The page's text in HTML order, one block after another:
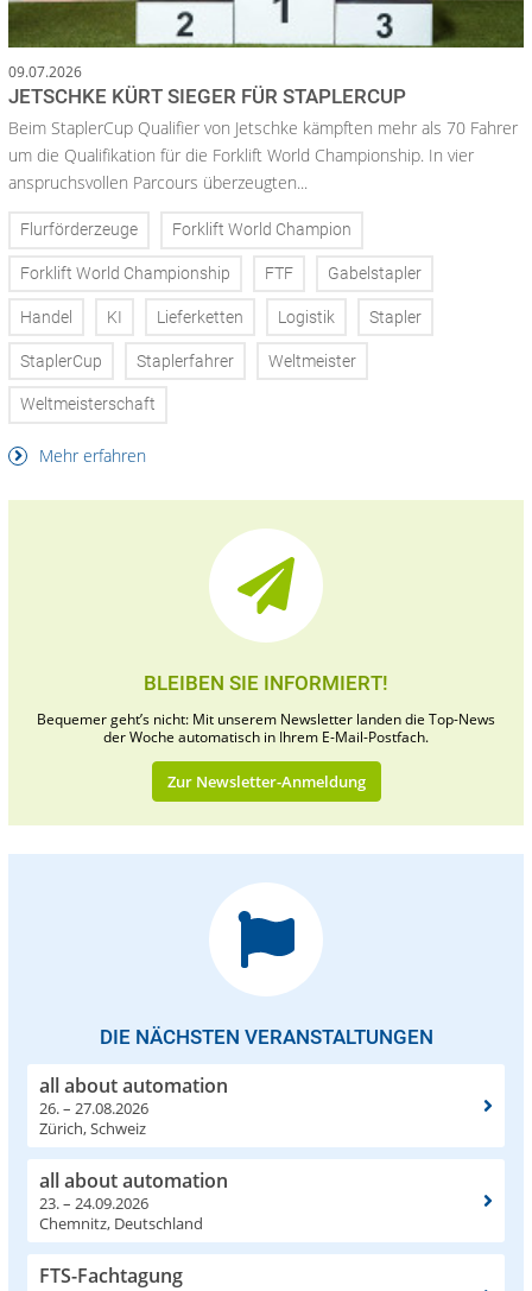
09.07.2026
JETSCHKE KÜRT SIEGER FÜR STAPLERCUP
Beim StaplerCup Qualifier von Jetschke kämpften mehr als 70 Fahrer
um die Qualifikation für die Forklift World Championship. In vier
anspruchsvollen Parcours überzeugten...
Flurförderzeuge Forklift World Champion
Forklift World Championship FTF Gabelstapler
Handel KI Lieferketten Logistik Stapler
StaplerCup Staplerfahrer Weltmeister
Weltmeisterschaft
Mehr erfahren
BLEIBEN SIE INFORMIERT!
Bequemer geht’s nicht: Mit unserem Newsletter landen die Top-News
der Woche automatisch in Ihrem E-Mail-Postfach.
Zur Newsletter-Anmeldung
DIE NÄCHSTEN VERANSTALTUNGEN
all about automation
26. – 27.08.2026
Zürich, Schweiz
all about automation
23. – 24.09.2026
Chemnitz, Deutschland
FTS-Fachtagung